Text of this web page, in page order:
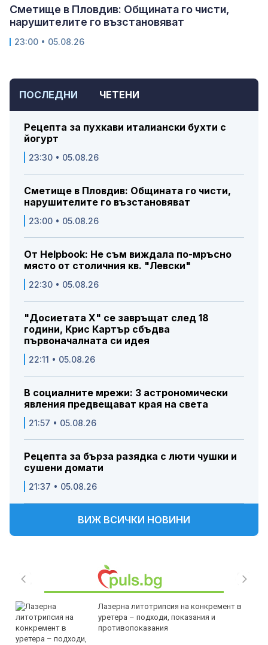
ПОСЛЕДНИ ЧЕТЕНИ
Рецепта за пухкави италиански бухти с
йогурт
23:30 • 05.08.26
Сметище в Пловдив: Общината го чисти,
нарушителите го възстановяват
23:00 • 05.08.26
От Helpbook: Не съм виждала по-мръсно
място от столичния кв. "Левски"
22:30 • 05.08.26
"Досиетата Х" се завръщат след 18
години, Крис Картър сбъдва
първоначалната си идея
22:11 • 05.08.26
В социалните мрежи: 3 астрономически
явления предвещават края на света
21:57 • 05.08.26
Рецепта за бърза разядка с люти чушки и
сушени домати
21:37 • 05.08.26
ВИЖ ВСИЧКИ НОВИНИ
Лазерна литотрипсия на конкремент в
уретера – подходи, показания и
противопоказания
Сметище в Пловдив: Общината го чисти,
нарушителите го възстановяват
23:00 • 05.08.26